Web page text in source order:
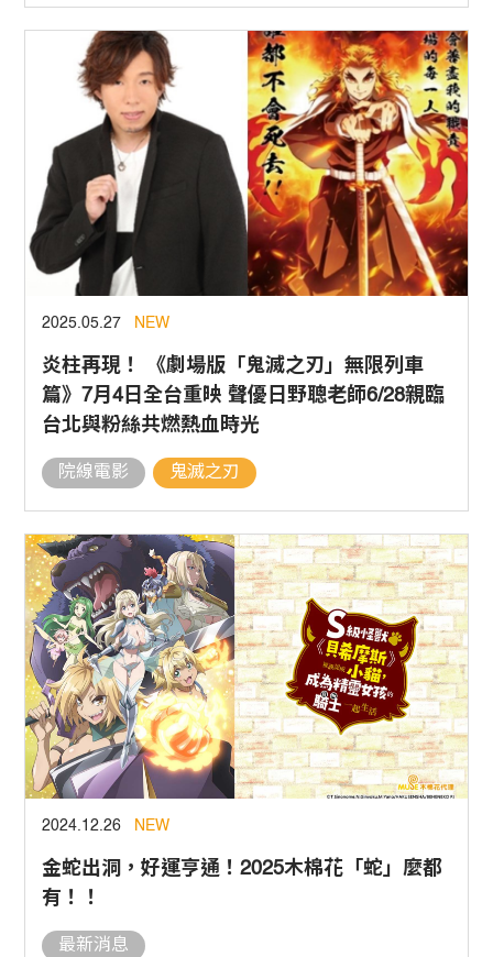
2025.05.27 NEW
炎柱再現！ 《劇場版「鬼滅之刃」無限列車
篇》7月4日全台重映 聲優日野聰老師6/28親臨
台北與粉絲共燃熱血時光
院線電影 鬼滅之刃
2024.12.26 NEW
金蛇出洞，好運亨通！2025木棉花「蛇」麼都
有！！
最新消息